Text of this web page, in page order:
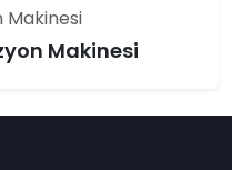
Makinesi
Makinesi